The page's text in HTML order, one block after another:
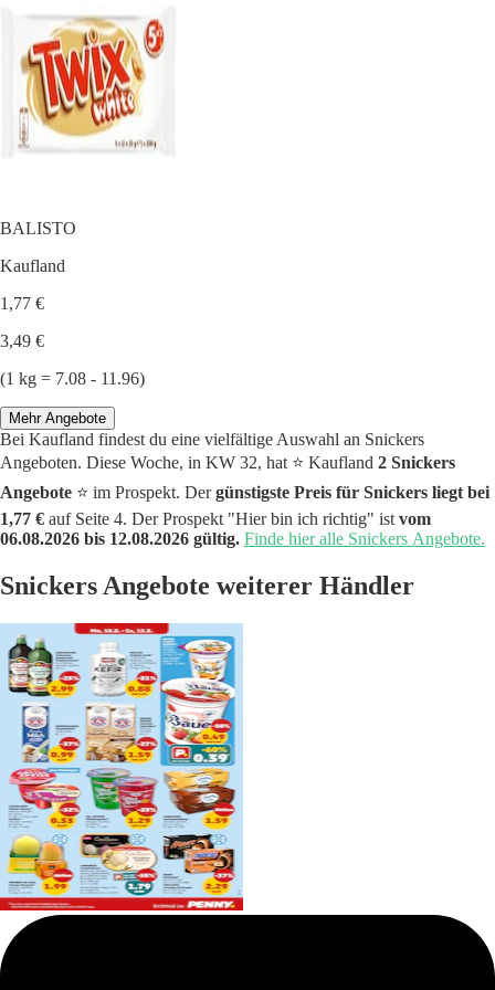
BALISTO
Kaufland
1,77 €
3,49 €
(1 kg = 7.08 - 11.96)
Mehr Angebote
Bei Kaufland findest du eine vielfältige Auswahl an Snickers
Angeboten. Diese Woche, in KW 32, hat ⭐️ Kaufland 2 Snickers
Angebote ⭐️ im Prospekt. Dergünstigste Preis für Snickers liegt bei
1,77 € auf Seite 4. Der Prospekt "Hier bin ich richtig" ist vom
06.08.2026 bis 12.08.2026 gültig. Finde hier alle Snickers Angebote.
Snickers Angebote weiterer Händler